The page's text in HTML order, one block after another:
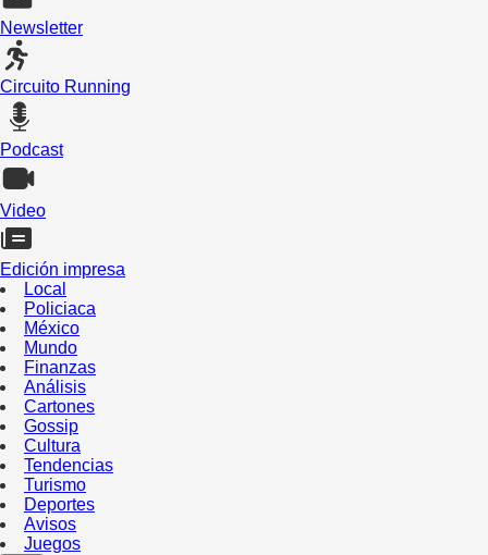
Newsletter
Circuito Running
Podcast
Video
Edición impresa
Local
Policiaca
México
Mundo
Finanzas
Análisis
Cartones
Gossip
Cultura
Tendencias
Turismo
Deportes
Avisos
Juegos